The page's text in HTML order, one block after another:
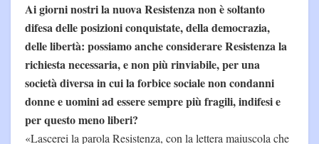
Ai giorni nostri la nuova Resistenza non è soltanto
difesa delle posizioni conquistate, della democrazia,
delle libertà: possiamo anche considerare Resistenza la
richiesta necessaria, e non più rinviabile, per una
società diversa in cui la forbice sociale non condanni
donne e uomini ad essere sempre più fragili, indifesi e
per questo meno liberi?
«Lascerei la parola Resistenza, con la lettera maiuscola che